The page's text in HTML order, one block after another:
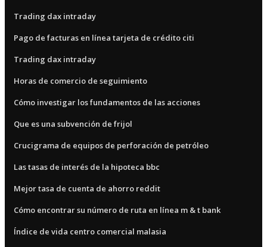
Trading dax intraday
Pago de facturas en línea tarjeta de crédito citi
Trading dax intraday
Horas de comercio de seguimiento
Cómo investigar los fundamentos de las acciones
Que es una subvención de frijol
Crucigrama de equipos de perforación de petróleo
Las tasas de interés de la hipoteca bbc
Mejor tasa de cuenta de ahorro reddit
Cómo encontrar su número de ruta en línea m & t bank
Índice de vida centro comercial malasia